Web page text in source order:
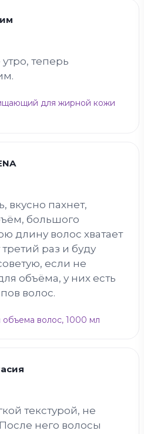
теперь
для жирной кожи
пахнет,
большого
длину волос хватает
раз и буду
если не
объёма, у них есть
волос.
волос, 1000 мл
текстурой, не
него волосы